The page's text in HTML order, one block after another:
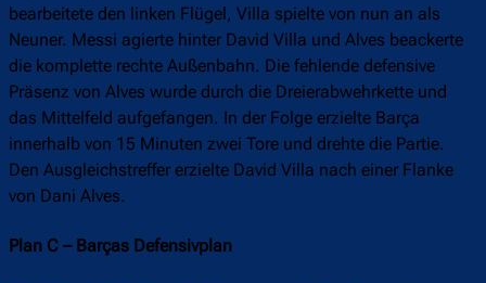
bearbeitete den linken Flügel, Villa spielte von nun an als
Neuner. Messi agierte hinter David Villa und Alves beackerte
die komplette rechte Außenbahn. Die fehlende defensive
Präsenz von Alves wurde durch die Dreierabwehrkette und
das Mittelfeld aufgefangen. In der Folge erzielte Barça
innerhalb von 15 Minuten zwei Tore und drehte die Partie.
Den Ausgleichstreffer erzielte David Villa nach einer Flanke
von Dani Alves.
Plan C – Barças Defensivplan